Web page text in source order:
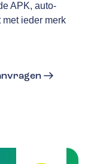
APK, auto-
ieder merk